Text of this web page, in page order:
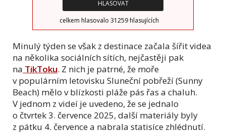
celkem hlasovalo 31259 hlasujících
Minulý týden se však z destinace začala šířit videa
na několika sociálních sítích, nejčastěji pak
na TikToku. Z nich je patrné, že moře
v populárním letovisku Sluneční pobřeží (Sunny
Beach) mělo v blízkosti pláže pás řas a chaluh.
V jednom z videí je uvedeno, že se jednalo
o čtvrtek 3. července 2025, další materiály byly
z pátku 4. července a nabrala statisíce zhlédnutí.